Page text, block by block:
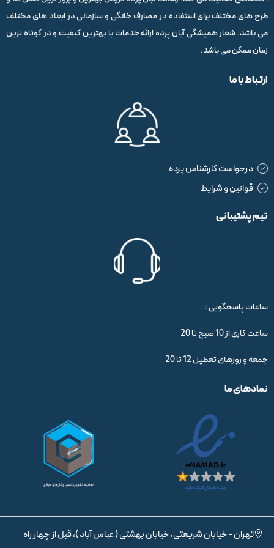
طرح های مختلف برای استفاده در مصارف خانگی و سازمانی در ابعاد های مختلف
می باشد. شعار همیشگی آبان پرده ارائه خدمات با بهترین کیفیت و در کوتاه ترین
زمان ممکن می باشد.
ارتباط با ما
درخواست کارشناس پرده
قوانین و شرایط
تیم پشتیبانی
ساعات پاسخگویی :
ساعت کاری از 10 صبح تا 20
جمعه و روزهای تعطیل 12 تا 20
نمادهای ما
تهران - خیابان شریعتی، خیابان بهشتی ( عباس آباد )، قبل از چهار راه